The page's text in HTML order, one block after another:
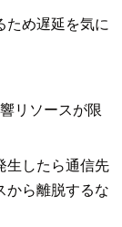
ため遅延を気に
リソースが限
生したら通信先
から離脱するな